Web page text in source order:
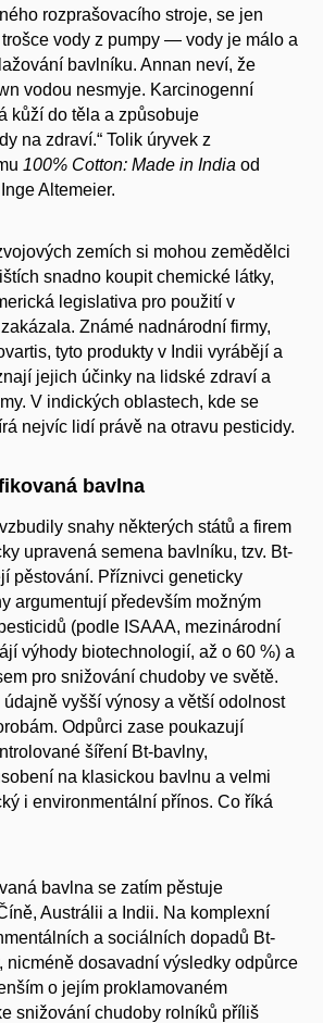
rozprašovacího stroje, se jen
vody z pumpy — vody je málo a
bavlníku. Annan neví, že
vodou nesmyje. Karcinogenní
kůží do těla a způsobuje
na zdraví.“ Tolik úryvek z
100% Cotton: Made in India od
Altemeier.
zemích si mohou zemědělci
snadno koupit chemické látky,
legislativa pro použití v
Známé nadnárodní firmy,
tyto produkty v Indii vyrábějí a
jejich účinky na lidské zdraví a
V indických oblastech, kde se
nejvíc lidí právě na otravu pesticidy.
bavlna
snahy některých států a firem
upravená semena bavlníku, tzv. Bt-
pěstování. Příznivci geneticky
argumentují především možným
(podle ISAAA, mezinárodní
výhody biotechnologií, až o 60 %) a
pro snižování chudoby ve světě.
vyšší výnosy a větší odolnost
Odpůrci zase poukazují
šíření Bt-bavlny,
na klasickou bavlnu a velmi
i environmentální přínos. Co říká
bavlna se zatím pěstuje
Austrálii a Indii. Na komplexní
a sociálních dopadů Bt-
nicméně dosavadní výsledky odpůrce
o jejím proklamovaném
snižování chudoby rolníků příliš